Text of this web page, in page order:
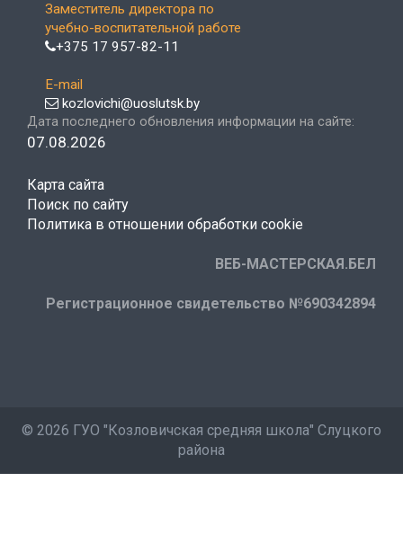
Заместитель директора по
учебно-воспитательной работе
+375 17 957-82-11
E-mail
kozlovichi@uoslutsk.by
Дата последнего обновления информации на сайте:
07.08.2026
Карта сайта
Поиск по сайту
Политика в отношении обработки cookie
ВЕБ-МАСТЕРСКАЯ.БЕЛ
Регистрационное свидетельство №690342894
© 2026 ГУО "Козловичская средняя школа" Слуцкого
района